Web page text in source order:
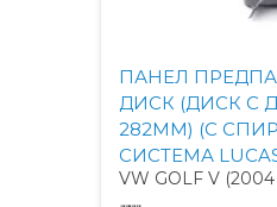
ПАНЕЛ
ДИСК (ДИСК С
282MM) (С
СИСТЕМА
VW GOLF V